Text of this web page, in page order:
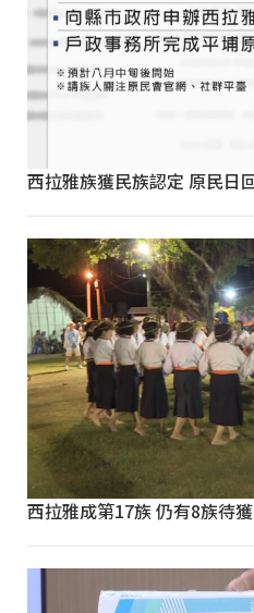
西拉雅族獲民族認定 原民日
西拉雅成第17族 仍有8族待